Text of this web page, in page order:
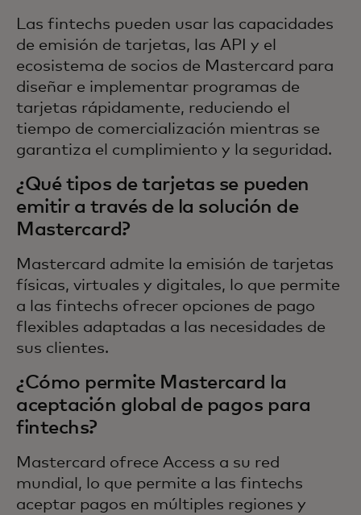
Las fintechs pueden usar las capacidades
de emisión de tarjetas, las API y el
ecosistema de socios de Mastercard para
diseñar e implementar programas de
tarjetas rápidamente, reduciendo el
tiempo de comercialización mientras se
garantiza el cumplimiento y la seguridad.
¿Qué tipos de tarjetas se pueden
emitir a través de la solución de
Mastercard?
Mastercard admite la emisión de tarjetas
físicas, virtuales y digitales, lo que permite
a las fintechs ofrecer opciones de pago
flexibles adaptadas a las necesidades de
sus clientes.
¿Cómo permite Mastercard la
aceptación global de pagos para
fintechs?
Mastercard ofrece Access a su red
mundial, lo que permite a las fintechs
aceptar pagos en múltiples regiones y